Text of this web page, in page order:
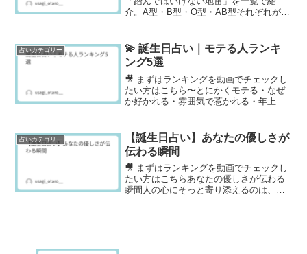
介。A型・B型・O型・AB型それぞれが怒
にもおすすめです。
占いカテゴリー
💫 誕生日占い｜モテる人ランキ
ング5選
🎥 まずはランキングを動画でチェックし
たい方はこちら〜とにかくモテる・なぜ
か好かれる・雰囲気で惹かれる・年上に
は、うさぎ｜恋愛タロットです。今回は
「誕生日占い・モテ...
占いカテゴリー
【誕生日占い】あなたの優しさが
伝わる瞬間
🎥 まずはランキングを動画でチェックし
たい方はこちらあなたの優しさが伝わる
瞬間人の心にそっと寄り添えるのは、あ